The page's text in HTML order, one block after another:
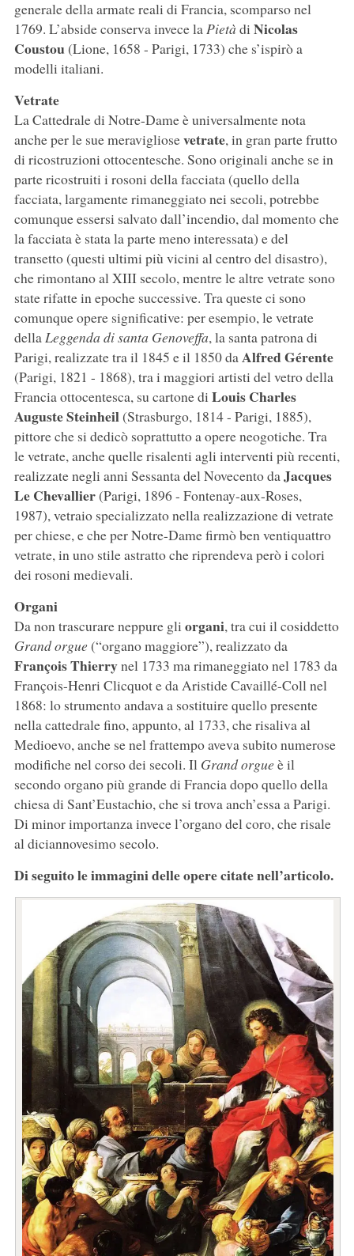
generale della armate reali di Francia, scomparso nel
1769. L’abside conserva invece laPietà di Nicolas
Coustou(Lione, 1658 - Parigi, 1733) che s’ispirò a
modelli italiani.
Vetrate
La Cattedrale di Notre-Dame è universalmente nota
anche per le sue meravigliosevetrate, in gran parte frutto
di ricostruzioni ottocentesche. Sono originali anche se in
parte ricostruiti i rosoni della facciata (quello della
facciata, largamente rimaneggiato nei secoli, potrebbe
comunque essersi salvato dall’incendio, dal momento che
la facciata è stata la parte meno interessata) e del
transetto (questi ultimi più vicini al centro del disastro),
che rimontano al XIII secolo, mentre le altre vetrate sono
state rifatte in epoche successive. Tra queste ci sono
comunque opere significative: per esempio, le vetrate
dellaLeggenda di santa Genoveffa, la santa patrona di
Parigi, realizzate tra il 1845 e il 1850 daAlfred Gérente
(Parigi, 1821 - 1868), tra i maggiori artisti del vetro della
Francia ottocentesca, su cartone di Louis Charles
Auguste Steinheil(Strasburgo, 1814 - Parigi, 1885),
pittore che si dedicò soprattutto a opere neogotiche. Tra
le vetrate, anche quelle risalenti agli interventi più recenti,
realizzate negli anni Sessanta del Novecento daJacques
Le Chevallier(Parigi, 1896 - Fontenay-aux-Roses,
1987), vetraio specializzato nella realizzazione di vetrate
per chiese, e che per Notre-Dame firmò ben ventiquattro
vetrate, in uno stile astratto che riprendeva però i colori
dei rosoni medievali.
Organi
Da non trascurare neppure gli organi, tra cui il cosiddetto
Grand orgue(“organo maggiore”), realizzato da
François Thierrynel 1733 ma rimaneggiato nel 1783 da
François-Henri Clicquot e da Aristide Cavaillé-Coll nel
1868: lo strumento andava a sostituire quello presente
nella cattedrale fino, appunto, al 1733, che risaliva al
Medioevo, anche se nel frattempo aveva subito numerose
modifiche nel corso dei secoli. Il Grand orgueè il
secondo organo più grande di Francia dopo quello della
chiesa di Sant’Eustachio, che si trova anch’essa a Parigi.
Di minor importanza invece l’organo del coro, che risale
al diciannovesimo secolo.
Di seguito le immagini delle opere citate nell’articolo.